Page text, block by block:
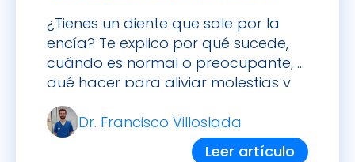
¿Tienes un diente que sale por la
encía? Te explico por qué sucede,
cuándo es normal o preocupante, y
qué hacer para aliviar molestias y
tratarlo.
Dr. Francisco Villoslada
Leer artículo